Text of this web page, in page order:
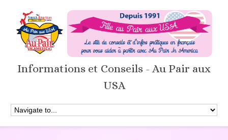
Informations et Conseils - Au Pair aux
USA